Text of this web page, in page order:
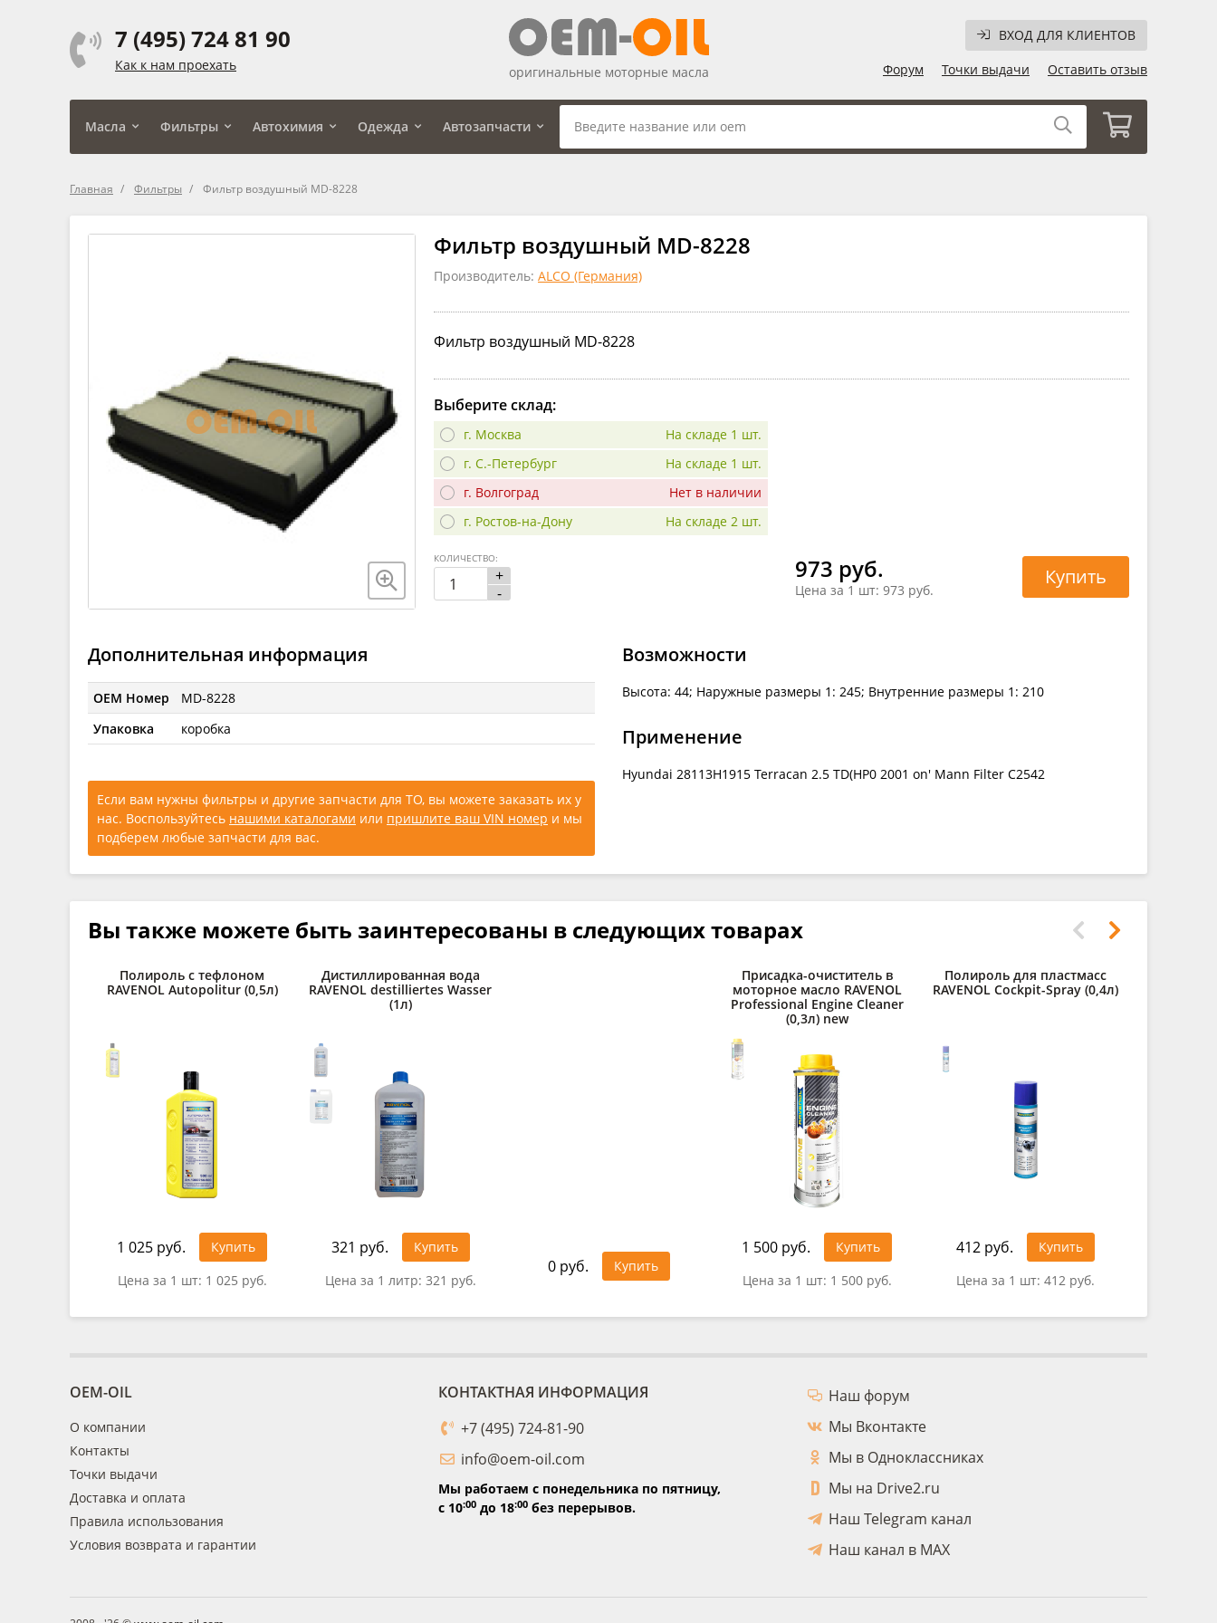
7 (495) 724 81 90
Как к нам проехать
ВХОД ДЛЯ КЛИЕНТОВ
Форум
Точки выдачи Оставить отзыв
оригинальные моторные масла
Масла Фильтры Автохимия Одежда Автозапчасти
Главная Фильтры Фильтр воздушный MD-8228
Фильтр воздушный MD-8228
Производитель: ALCO (Германия)
Фильтр воздушный MD-8228
Выберите склад:
г. Москва
На складе 1 шт.
г. С.-Петербург
На складе 1 шт.
г. Волгоград
Нет в наличии
г. Ростов-на-Дону
На складе 2 шт.
973 руб.
Цена за 1 шт: 973 руб.
+
-
КОЛИЧЕСТВО:
Купить
Дополнительная информация
OEM Номер
MD-8228
Упаковка
коробка
Если вам нужны фильтры и другие запчасти для ТО, вы можете заказать их у
нас. Воспользуйтесь нашими каталогами или пришлите ваш VIN номер и мы
подберем любые запчасти для вас.
Возможности
Высота: 44; Наружные размеры 1: 245; Внутренние размеры 1: 210
Применение
Hyundai 28113H1915 Terracan 2.5 TD(HP0 2001 on' Mann Filter C2542
Вы также можете быть заинтересованы в следующих товарах
Полироль с тефлоном
RAVENOL Autopolitur (0,5л)
1 025 руб.
Купить
Цена за 1 шт: 1 025 руб.
Дистиллированная вода
RAVENOL destilliertes Wasser
(1л)
321 руб.
Купить
Цена за 1 литр: 321 руб.
0 руб. Купить
Присадка-очиститель в
моторное масло RAVENOL
Professional Engine Cleaner
(0,3л) new
1 500 руб.
Купить
Цена за 1 шт: 1 500 руб.
Полироль для пластмасс
RAVENOL Cockpit-Spray (0,4л)
412 руб.
Купить
Цена за 1 шт: 412 руб.
OEM-OIL
О компании
Контакты
Точки выдачи
Доставка и оплата
Правила использования
Условия возврата и гарантии
КОНТАКТНАЯ ИНФОРМАЦИЯ
+7 (495) 724-81-90
info@oem-oil.com
Мы работаем с понедельника по пятницу,
с 10:00до 18:00без перерывов.
Наш форум
Мы Вконтакте
Мы в Одноклассниках
Мы на Drive2.ru
Наш Telegram канал
Наш канал в MAX